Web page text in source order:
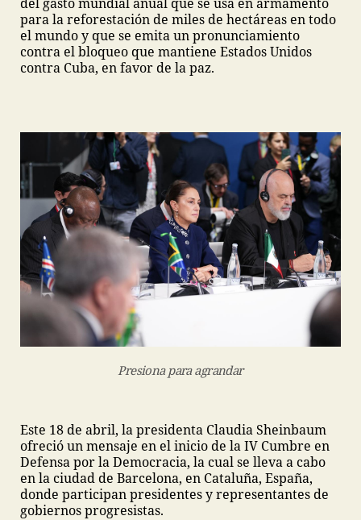
para la reforestación de miles de hectáreas en todo
el mundo y que se emita un pronunciamiento
contra el bloqueo que mantiene Estados Unidos
contra Cuba, en favor de la paz.
Presiona para agrandar
Este 18 de abril, la presidenta Claudia Sheinbaum
ofreció un mensaje en el inicio de la IV Cumbre en
Defensa por la Democracia, la cual se lleva a cabo
en la ciudad de Barcelona, en Cataluña, España,
donde participan presidentes y representantes de
gobiernos progresistas.